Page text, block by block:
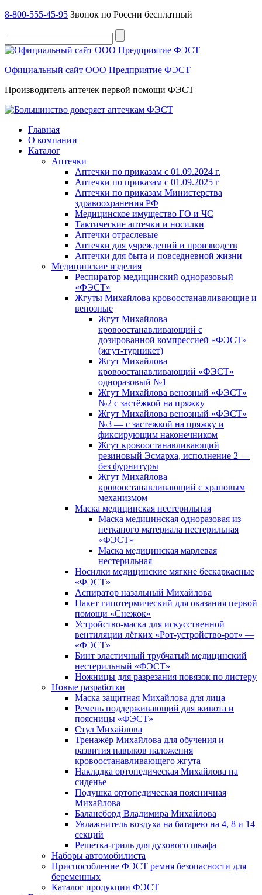
8-800-555-45-95 Звонок по России бесплатный
Официальный сайт ООО Предприятие ФЭСТ
Производитель аптечек первой помощи ФЭСТ
Главная
О компании
Каталог
Аптечки
Аптечки по приказам с 01.09.2024 г.
Аптечки по приказам с 01.09.2025 г
Аптечки по приказам Министерства
здравоохранения РФ
Медицинское имущество ГО и ЧС
Тактические аптечки и носилки
Аптечки отраслевые
Аптечки для учреждений и производств
Аптечки для быта и повседневной жизни
Медицинские изделия
Респиратор медицинский одноразовый
«ФЭСТ»
Жгуты Михайлова кровоостанавливающие и
венозные
Жгут Михайлова
кровоостанавливающий с
дозированной компрессией «ФЭСТ»
(жгут-турникет)
Жгут Михайлова
кровоостанавливающий «ФЭСТ»
одноразовый №1
Жгут Михайлова венозный «ФЭСТ»
№2 с застёжкой на пряжку
Жгут Михайлова венозный «ФЭСТ»
№3 — с застежкой на пряжку и
фиксирующим наконечником
Жгут кровоостанавливающий
резиновый Эсмарха, исполнение 2 —
без фурнитуры
Жгут Михайлова
кровоостанавливающий с храповым
механизмом
Маска медицинская нестерильная
Маска медицинская одноразовая из
нетканого материала нестерильная
«ФЭСТ»
Маска медицинская марлевая
нестерильная
Носилки медицинские мягкие бескаркасные
«ФЭСТ»
Аспиратор назальный Михайлова
Пакет гипотермический для оказания первой
помощи «Снежок»
Устройство-маска для искусственной
вентиляции лёгких «Рот-устройство-рот» —
«ФЭСТ»
Бинт эластичный трубчатый медицинский
нестерильный «ФЭСТ»
Ножницы для разрезания повязок по листеру
Новые разработки
Маска защитная Михайлова для лица
Ремень поддерживающий для живота и
поясницы «ФЭСТ»
Стул Михайлова
Тренажёр Михайлова для обучения и
развития навыков наложения
кровоостанавливающего жгута
Накладка ортопедическая Михайлова на
сиденье
Подушка ортопедическая поясничная
Михайлова
Балансборд Владимира Михайлова
Увлажнитель воздуха на батарею на 4, 8 и 14
секций
Решетка-гриль для духового шкафа
Наборы автомобилиста
Приспособление ФЭСТ ремня безопасности для
беременных
Каталог продукции ФЭСТ